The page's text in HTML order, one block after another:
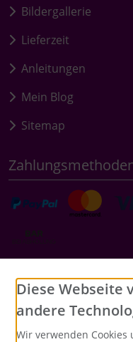
Bildergallerie
Lieferzeit
Anleitungen
Mein Blog
Sitemap
Social Media
Diese Webseite
andere
Wir verwenden